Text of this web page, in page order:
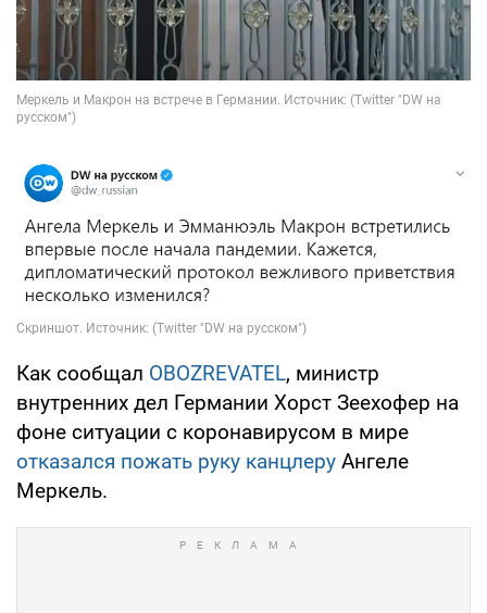
Как сообщал OBOZREVATEL, министр
внутренних дел Германии Хорст Зеехофер на
фоне ситуации с коронавирусом в мире
отказался пожать руку канцлеру Ангеле
Меркель.